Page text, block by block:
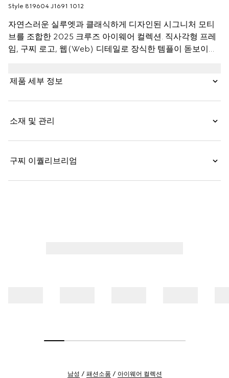
Style ‎819604 J1691 1012
자연스러운 실루엣과 클래식하게 디자인된 시그니처 모티
브를 조합한 2025 크루즈 아이웨어 컬렉션. 직사각형 프레
임, 구찌 로고, 웹(Web) 디테일로 장식한 템플이 돋보이는
제품 세부 정보
소재 및 관리
구찌 이퀄리브리엄
남성 패션소품 아이웨어 컬렉션